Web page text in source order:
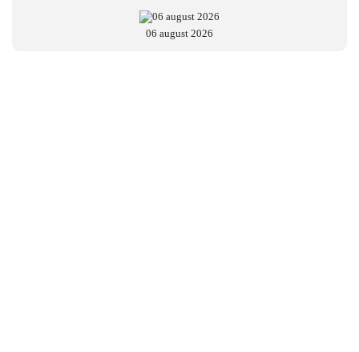
06 august 2026